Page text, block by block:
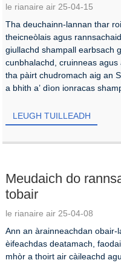
le rianaire air 25-04-15
Tha deuchainn-lannan thar
theicneòlais agus
giullachd shampall earbsach
cunbhalachd, cruinneas agus
tha pàirt chudromach aig an
a bhith a’ dìon ionracas
LEUGH TUILLEADH
Meudaich do
tobair
le rianaire air 25-04-08
Ann an àrainneachdan
èifeachdas deatamach,
mhòr a thoirt air càileachd